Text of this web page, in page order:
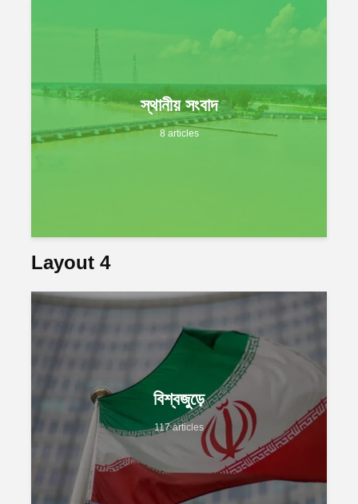
স্থানীয় সংবাদ
8 articles
Layout 4
বিশ্বজুড়ে
117 articles